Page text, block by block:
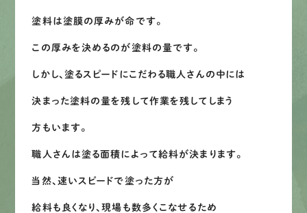
塗料は塗膜の厚みが命です。
この厚みを決めるのが塗料の量です。
しかし、塗るスピードにこだわる職人さんの中には
決まった塗料の量を残して作業を残してしまう
方もいます。
職人さんは塗る面積によって給料が決まります。
当然、速いスピードで塗った方が
給料も良くなり、現場も数多くこなせるため